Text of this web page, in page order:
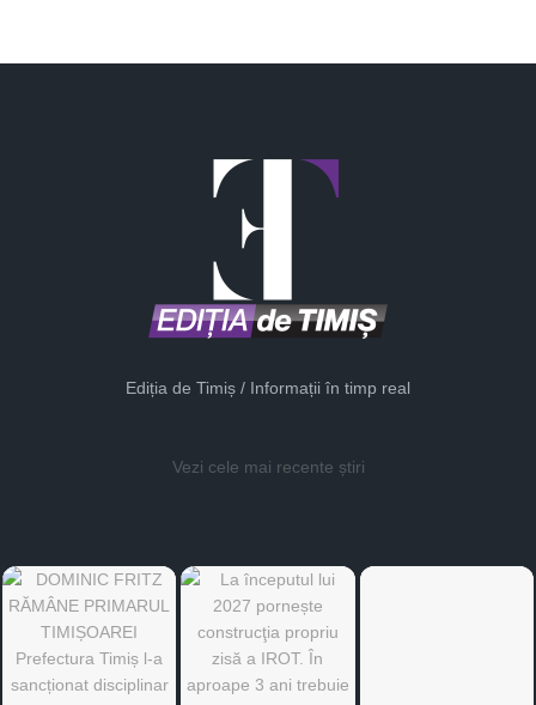
Ediția de Timiș / Informații în timp real
Vezi cele mai recente știri